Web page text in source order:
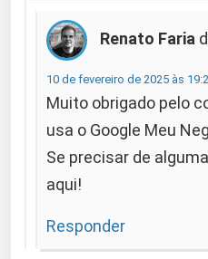
Renato Faria
10 de fevereiro de 2025 às
Muito obrigado pelo
usa o Google Meu
Se precisar de
aqui!
Responder